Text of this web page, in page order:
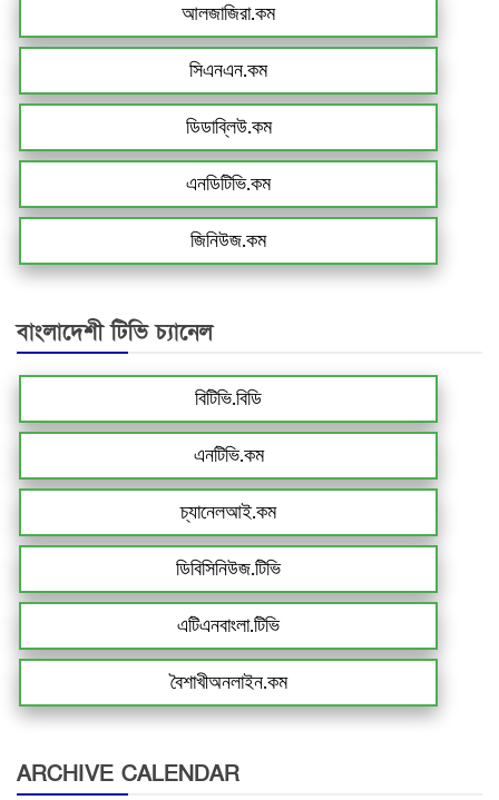
আলজাজিরা.কম
সিএনএন.কম
ডিডাব্লিউ.কম
এনডিটিভি.কম
জিনিউজ.কম
বাংলাদেশী টিভি চ্যানেল
বিটিভি.বিডি
এনটিভি.কম
চ্যানেলআই.কম
ডিবিসিনিউজ.টিভি
এটিএনবাংলা.টিভি
বৈশাখীঅনলাইন.কম
ARCHIVE CALENDAR